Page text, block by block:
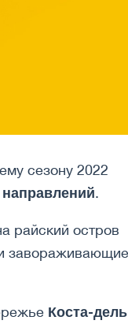
сезону 2022
направлений.
райский остров
и завораживающие
Коста-